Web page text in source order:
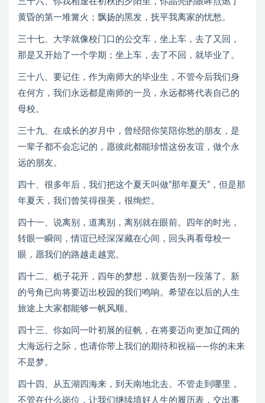
黄昏的第一堆篝火；飘扬的黑发，抚平我离家的忧愁。
三十七、大学就像校门口的公交车，坐上车，去了又回，
那是又开始了一个学期；坐上车，去了不回，就毕业了。
三十八、要记住，作为南师大的毕业生，不管今后我们身
在何方，我们永远都是南师的一员，永远都将代表自己的
母校。
三十九、在成长的岁月中，曾经陪你笑陪你愁的朋友，是
一辈子都不会忘记的，愿彼此都能珍惜这份友谊，做个永
远的朋友。
四十、很多年后，我们把这个夏天叫做“那年夏天”，但是那
年夏天，我们曾笑得很美，很绚烂。
四十一、说离别，道离别，离别就在眼前。四年的时光，
转眼一瞬间，情谊已经深深藏在心间，回头再看母校一
眼，愿我们的路越走越宽。
四十二、栀子花开，四年的梦想，就要告别一段落了。新
的号角已向将要迈出校园的我们鸣响。希望在以后的人生
旅途上大家都能够一帆风顺。
四十三、你如同一叶初展的征帆，在将要迈向更加辽阔的
大海远行之际，也请你带上我们的期待和祝福——你的未来
不是梦。
四十四、从五湖四海来，到天南地北去。不管走到哪里，
不管在什么岗位，让我们继续填好人生的履历表，交出事